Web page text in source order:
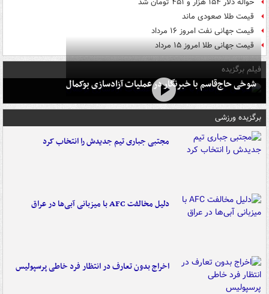
حواله دلار ۱۵۴ هزار و ۴۵۱ تومان شد
قیمت طلا صعودی ماند
قیمت جهانی نفت امروز ۱۶ مرداد
قیمت جهانی طلا امروز ۱۵ مرداد
فیلم برگزیده
شوخی حاج‌قاسم با خبرنگار در عملیات آزادسازی بوکمال
برگزیده ورزشی
مجتبی جباری تیم جدیدش را انتخاب کرد
دلیل مخالفت AFC با میزبانی آبی‌ها در عراق
اخراج بدون تعارف در انتظار فرد خاطی پرسپولیس